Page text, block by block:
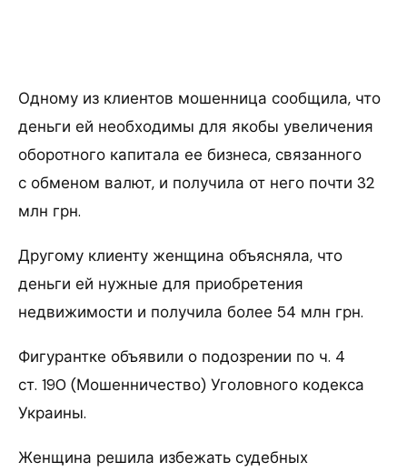
Одному из клиентов мошенница сообщила, что
деньги ей необходимы для якобы увеличения
оборотного капитала ее бизнеса, связанного
с обменом валют, и получила от него почти 32
млн грн.
Другому клиенту женщина объясняла, что
деньги ей нужные для приобретения
недвижимости и получила более 54 млн грн.
Фигурантке объявили о подозрении по ч. 4
ст. 190 (Мошенничество) Уголовного кодекса
Украины.
Женщина решила избежать судебных